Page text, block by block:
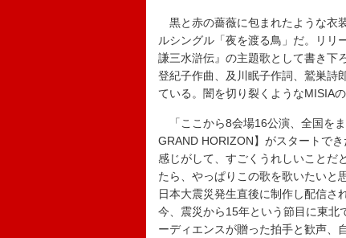
黒と赤の薔薇に包まれたような衣
ルシングル「夜を渡る鳥」だ。リリ
謙三水滸伝』の主題歌として書き下
登紀子作曲、及川眠子作詞、鷲巣詩
ている。闇を切り裂くようなMISIA
「ここから8会場16公演、全国を
GRAND HORIZON】がスタートで
感じがして、すごくうれしいことだ
たら、やっぱりこの歌を歌いたいと
日本大震災発生直後に制作し配信さ
今、震災から15年という節目に東北
ーディエンスが贈った拍手と歓声、